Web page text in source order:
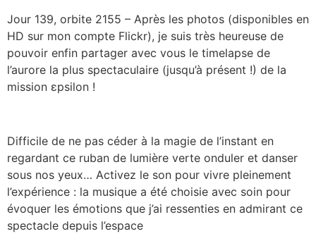
Jour 139, orbite 2155 – Après les photos (disponibles en
HD sur mon compte Flickr), je suis très heureuse de
pouvoir enfin partager avec vous le timelapse de
l’aurore la plus spectaculaire (jusqu’à présent !) de la
mission εpsilon !
Difficile de ne pas céder à la magie de l’instant en
regardant ce ruban de lumière verte onduler et danser
sous nos yeux… Activez le son pour vivre pleinement
l’expérience : la musique a été choisie avec soin pour
évoquer les émotions que j’ai ressenties en admirant ce
spectacle depuis l’espace